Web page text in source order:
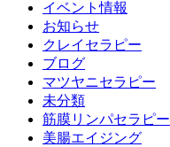
イベント情報
お知らせ
クレイセラピー
ブログ
マツヤニセラピー
未分類
筋膜リンパセラピー
美腸エイジング